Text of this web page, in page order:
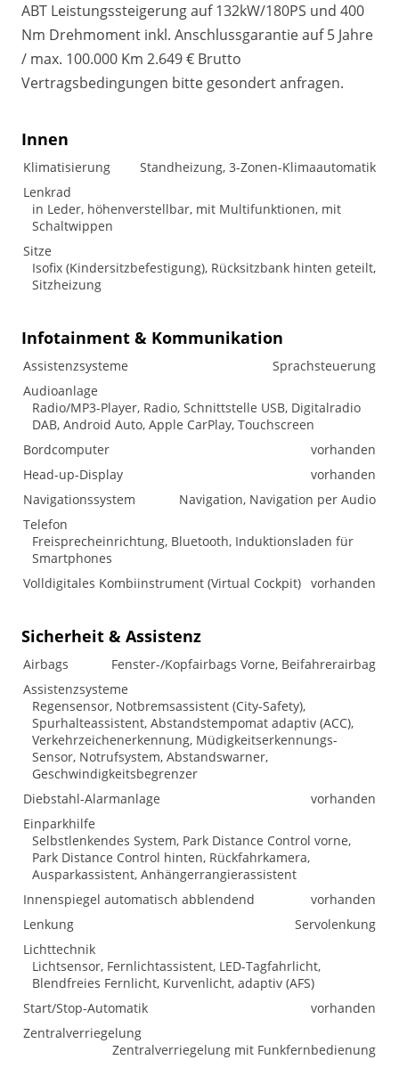
ABT Leistungssteigerung auf 132kW/180PS und 400
Nm Drehmoment inkl. Anschlussgarantie auf 5 Jahre
/ max. 100.000 Km 2.649 € Brutto
Vertragsbedingungen bitte gesondert anfragen.
Innen
Klimatisierung
Standheizung, 3-Zonen-Klimaautomatik
Lenkrad
in Leder, höhenverstellbar, mit Multifunktionen, mit
Schaltwippen
Sitze
Isofix (Kindersitzbefestigung), Rücksitzbank hinten geteilt,
Sitzheizung
Infotainment & Kommunikation
Assistenzsysteme
Sprachsteuerung
Audioanlage
Radio/MP3-Player, Radio, Schnittstelle USB, Digitalradio
DAB, Android Auto, Apple CarPlay, Touchscreen
Bordcomputer
vorhanden
Head-up-Display
vorhanden
Navigationssystem
Navigation, Navigation per Audio
Telefon
Freisprecheinrichtung, Bluetooth, Induktionsladen für
Smartphones
Volldigitales Kombiinstrument (Virtual Cockpit) vorhanden
Sicherheit & Assistenz
Airbags
Fenster-/Kopfairbags Vorne, Beifahrerairbag
Assistenzsysteme
Regensensor, Notbremsassistent (City-Safety),
Spurhalteassistent, Abstandstempomat adaptiv (ACC),
Verkehrzeichenerkennung, Müdigkeitserkennungs-
Sensor, Notrufsystem, Abstandswarner,
Geschwindigkeitsbegrenzer
Diebstahl-Alarmanlage
vorhanden
Einparkhilfe
Selbstlenkendes System, Park Distance Control vorne,
Park Distance Control hinten, Rückfahrkamera,
Ausparkassistent, Anhängerrangierassistent
Innenspiegel automatisch abblendend
vorhanden
Lenkung
Servolenkung
Lichttechnik
Lichtsensor, Fernlichtassistent, LED-Tagfahrlicht,
Blendfreies Fernlicht, Kurvenlicht, adaptiv (AFS)
Start/Stop-Automatik
vorhanden
Zentralverriegelung
Zentralverriegelung mit Funkfernbedienung